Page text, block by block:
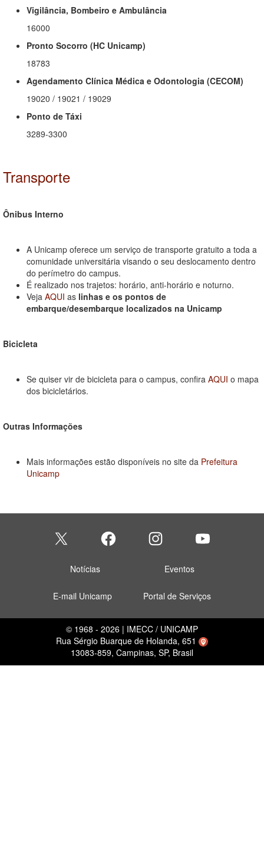
Vigilância, Bombeiro e Ambulância
16000
Pronto Socorro (HC Unicamp)
18783
Agendamento Clínica Médica e Odontologia (CECOM)
19020 / 19021 / 19029
Ponto de Táxi
3289-3300
Transporte
Ônibus Interno
A Unicamp oferece um serviço de transporte gratuito a toda a
comunidade universitária visando o seu deslocamento dentro
do perímetro do campus.
É realizado nos trajetos: horário, anti-horário e noturno.
Veja AQUI as linhas e os pontos de
embarque/desembarque localizados na Unicamp
Bicicleta
Se quiser vir de bicicleta para o campus, confira AQUI o mapa
dos bicicletários.
Outras Informações
Mais informações estão disponíveis no site da Prefeitura
Unicamp
Notícias Eventos
E-mail Unicamp Portal de Serviços
© 1968 - 2026 | IMECC / UNICAMP
Rua Sérgio Buarque de Holanda, 651
13083-859, Campinas, SP, Brasil